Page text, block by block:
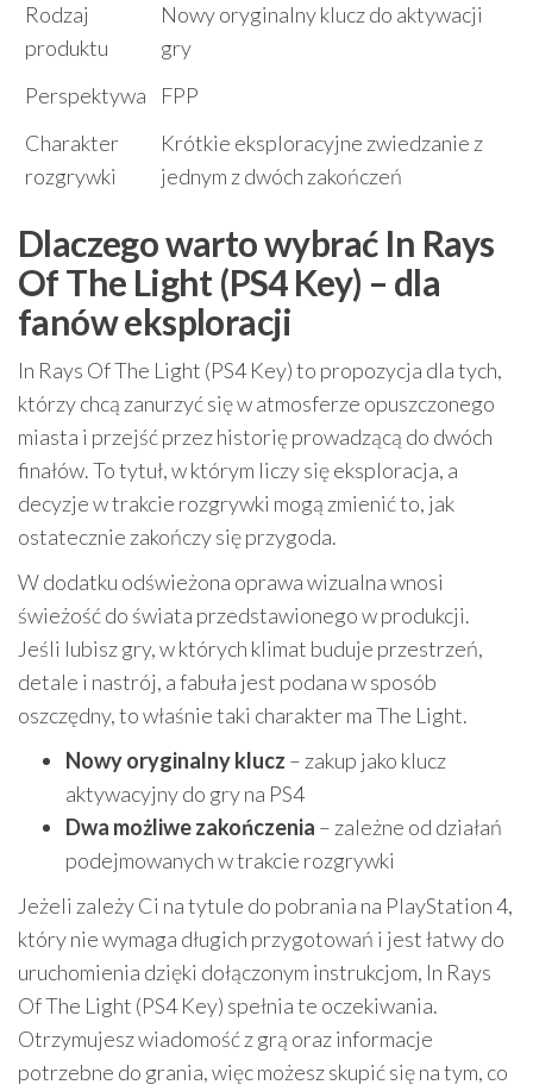
Rodzaj
produktu
Nowy oryginalny klucz do aktywacji
gry
Perspektywa
FPP
Charakter
rozgrywki
Krótkie eksploracyjne zwiedzanie z
jednym z dwóch zakończeń
Dlaczego warto wybrać In Rays
Of The Light (PS4 Key) – dla
fanów eksploracji
In Rays Of The Light (PS4 Key) to propozycja dla tych,
którzy chcą zanurzyć się w atmosferze opuszczonego
miasta i przejść przez historię prowadzącą do dwóch
finałów. To tytuł, w którym liczy się eksploracja, a
decyzje w trakcie rozgrywki mogą zmienić to, jak
ostatecznie zakończy się przygoda.
W dodatku odświeżona oprawa wizualna wnosi
świeżość do świata przedstawionego w produkcji.
Jeśli lubisz gry, w których klimat buduje przestrzeń,
detale i nastrój, a fabuła jest podana w sposób
oszczędny, to właśnie taki charakter ma The Light.
Nowy oryginalny klucz – zakup jako klucz
aktywacyjny do gry na PS4
Dwa możliwe zakończenia – zależne od działań
podejmowanych w trakcie rozgrywki
Jeżeli zależy Ci na tytule do pobrania na PlayStation 4,
który nie wymaga długich przygotowań i jest łatwy do
uruchomienia dzięki dołączonym instrukcjom, In Rays
Of The Light (PS4 Key) spełnia te oczekiwania.
Otrzymujesz wiadomość z grą oraz informacje
potrzebne do grania, więc możesz skupić się na tym, co